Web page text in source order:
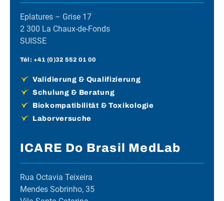
Eplatures – Grise 17
2 300 La Chaux-de-Fonds
SUISSE
Tél : +41 (0)32 552 01 00
Validierung & Qualifizierung
Schulung & Beratung
Biokompatibilität & Toxikologie
Laborversuche
ICARE Do Brasil MedLab
Rua Octavia Teixeira
Mendes Sobrinho, 35